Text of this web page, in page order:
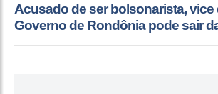
Acusado de ser bolsonarista, vice
Governo de Rondônia pode sair